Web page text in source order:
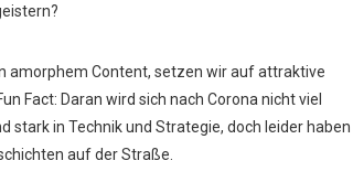
amorphem Content, setzen wir auf attraktive
Fact: Daran wird sich nach Corona nicht viel
stark in Technik und Strategie, doch leider haben
auf der Straße.